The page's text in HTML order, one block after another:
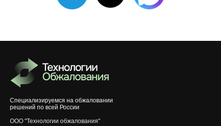
ООО "Технологии обжалования"
Специализируемся на обжаловании
решений по всей России